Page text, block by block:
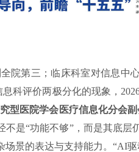
院第三；临床科室对信息中
息科评价两极分化的现象，
型医院学会医疗信息化分会
是“功能不够”，而是其底层
景的表达与支持能力。“AI